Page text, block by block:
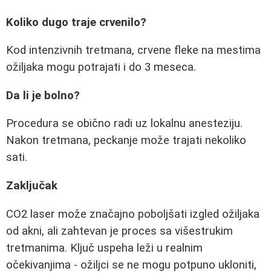
Koliko dugo traje crvenilo?
Kod intenzivnih tretmana, crvene fleke na mestima
ožiljaka mogu potrajati i do 3 meseca.
Da li je bolno?
Procedura se obično radi uz lokalnu anesteziju.
Nakon tretmana, peckanje može trajati nekoliko
sati.
Zaključak
CO2 laser može značajno poboljšati izgled ožiljaka
od akni, ali zahtevan je proces sa višestrukim
tretmanima. Ključ uspeha leži u realnim
očekivanjima - ožiljci se ne mogu potpuno ukloniti,